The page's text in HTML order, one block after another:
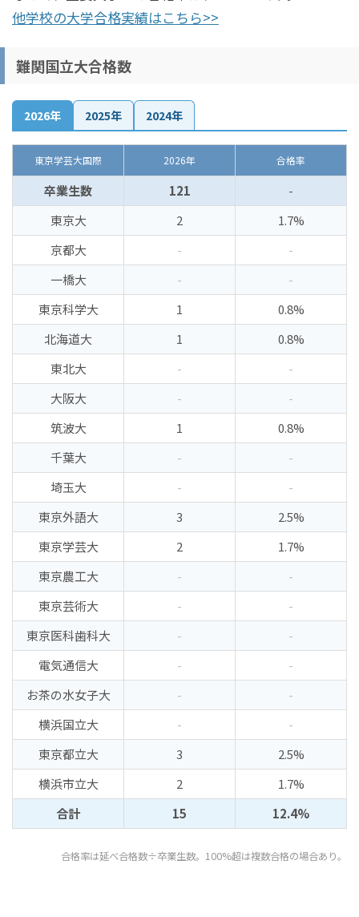
他学校の大学合格実績はこちら>>
難関国立大合格数
2026年 2025年 2024年
東京学芸大国際 2026年 合格率
卒業生数 121
-
東京大
2
1.7%
京都大
-
-
一橋大
-
-
東京科学大
1
0.8%
北海道大
1
0.8%
東北大
-
-
大阪大
-
-
筑波大
1
0.8%
千葉大
-
-
埼玉大
-
-
東京外語大
3
2.5%
東京学芸大
2
1.7%
東京農工大
-
-
東京芸術大
-
-
東京医科歯科大
-
-
電気通信大
-
-
お茶の水女子大
-
-
横浜国立大
-
-
東京都立大
3
2.5%
横浜市立大
2
1.7%
合計
15 12.4%
合格率は延べ合格数÷卒業生数。100%超は複数合格の場合あり。